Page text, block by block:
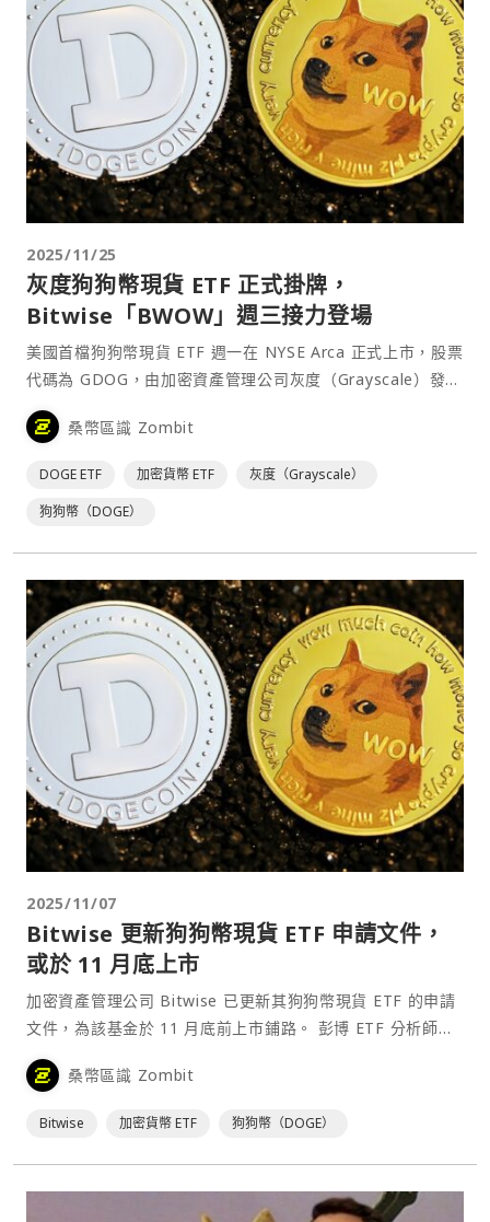
2025/11/25
灰度狗狗幣現貨 ETF 正式掛牌，
Bitwise「BWOW」週三接力登場
美國首檔狗狗幣現貨 ETF 週一在 NYSE Arca 正式上市，股票
代碼為 GDOG，由加密資產管理公司灰度（Grayscale）發
桑幣區識 Zombit
DOGE ETF 加密貨幣 ETF
灰度（Grayscale）
狗狗幣（DOGE）
2025/11/07
Bitwise 更新狗狗幣現貨 ETF 申請文件，
或於 11 月底上市
加密資產管理公司 Bitwise 已更新其狗狗幣現貨 ETF 的申請
文件，為該基金於 11 月底前上市鋪路。 彭博 ETF 分析師
Eric Balchunas 在⋯
桑幣區識 Zombit
Bitwise 加密貨幣 ETF 狗狗幣（DOGE）